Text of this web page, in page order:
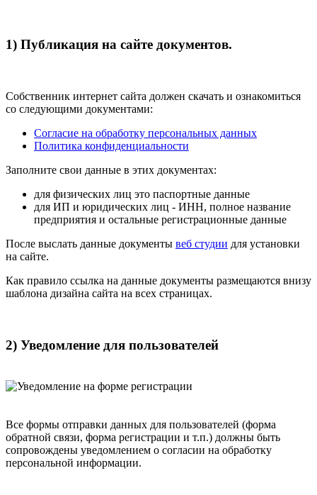
1) Публикация на сайте документов.
Собственник интернет сайта должен скачать и ознакомиться
со следующими документами:
Согласие на обработку персональных данных
Политика конфиденциальности
Заполните свои данные в этих документах:
для физических лиц это паспортные данные
для ИП и юридических лиц - ИНН, полное название
предприятия и остальные регистрационные данные
После выслать данные документы веб студии для установки
на сайте.
Как правило ссылка на данные документы размещаются внизу
шаблона дизайна сайта на всех страницах.
2) Уведомление для пользователей
Все формы отправки данных для пользователей (форма
обратной связи, форма регистрации и т.п.) должны быть
сопровождены уведомлением о согласии на обработку
персональной информации.